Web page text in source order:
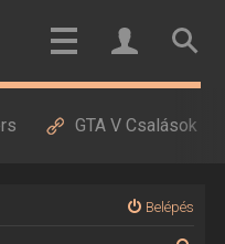
GTA V Csalások
Belépés